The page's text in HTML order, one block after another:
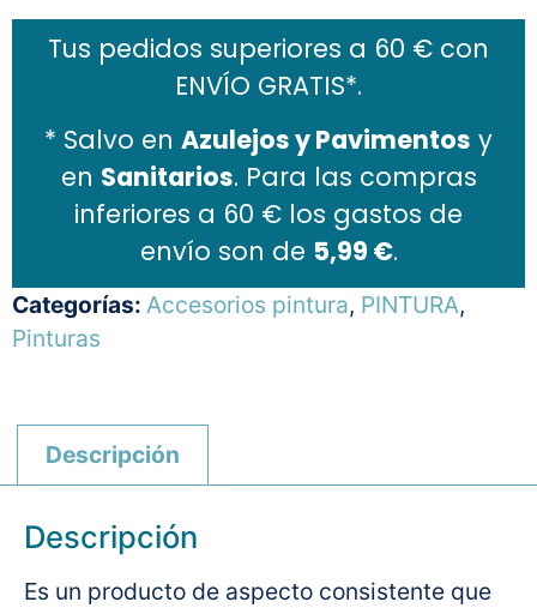
Tus pedidos superiores a 60 € con
ENVÍO GRATIS*.
* Salvo en Azulejos y Pavimentos y
en Sanitarios. Para las compras
inferiores a 60 € los gastos de
envío son de 5,99 €.
Categorías: Accesorios pintura, PINTURA,
Pinturas
Descripción
Descripción
Es un producto de aspecto consistente que